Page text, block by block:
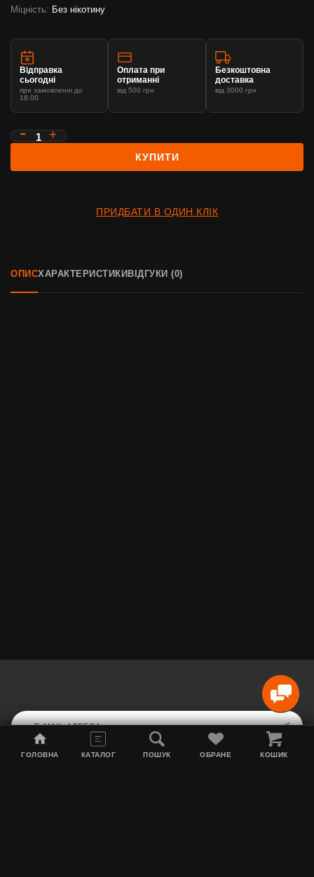
Міцність: Без нікотину
КУПИТИ
ПРИДБАТИ В ОДИН КЛІК
Відправка
сьогодні
при замовленні до
18:00
Оплата при
отриманні
від 500 грн
Безкоштовна
доставка
від 3000 грн
ОПИСХАРАКТЕРИСТИКИ ВІДГУКИ (0)
ГОЛОВНА КАТАЛОГ ПОШУК ОБРАНЕ КОШИК